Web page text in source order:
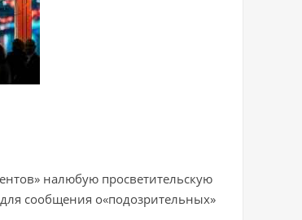
налюбую просветительскую
сообщения о«подозрительных»